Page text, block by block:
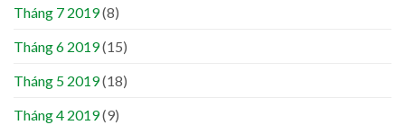
Tháng 7 2019(8)
Tháng 6 2019(15)
Tháng 5 2019(18)
Tháng 4 2019(9)